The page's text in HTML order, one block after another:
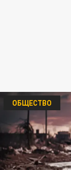
ОБЩЕСТВО